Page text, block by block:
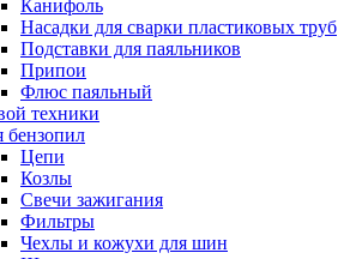
Канифоль
Насадки для сварки пластиковых труб
Подставки для паяльников
Припои
Флюс паяльный
техники
бензопил
Цепи
Козлы
Свечи зажигания
Фильтры
Чехлы и кожухи для шин